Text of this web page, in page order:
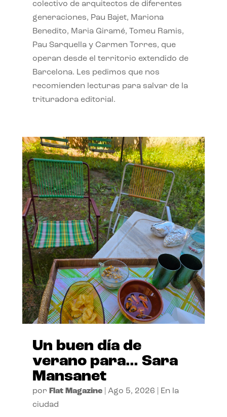
colectivo de arquitectos de diferentes
generaciones, Pau Bajet, Mariona
Benedito, Maria Giramé, Tomeu Ramis,
Pau Sarquella y Carmen Torres, que
operan desde el territorio extendido de
Barcelona. Les pedimos que nos
recomienden lecturas para salvar de la
trituradora editorial.
Un buen día de
verano para… Sara
Mansanet
por Flat Magazine| Ago 5, 2026
En la
ciudad